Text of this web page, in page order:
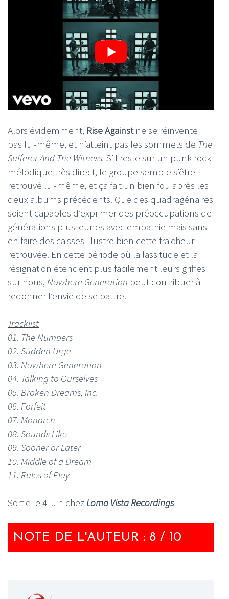
Alors évidemment, Rise Against ne se réinvente
pas lui-même, et n’atteint pas les sommets de The
Sufferer And The Witness. S’il reste sur un punk rock
mélodique très direct, le groupe semble s’être
retrouvé lui-même, et ça fait un bien fou après les
deux albums précédents. Que des quadragénaires
soient capables d’exprimer des préoccupations de
générations plus jeunes avec empathie mais sans
en faire des caisses illustre bien cette fraicheur
retrouvée. En cette période où la lassitude et la
résignation étendent plus facilement leurs griffes
sur nous, Nowhere Generation peut contribuer à
redonner l’envie de se battre.
Tracklist
01. The Numbers
02. Sudden Urge
03. Nowhere Generation
04. Talking to Ourselves
05. Broken Dreams, Inc.
06. Forfeit
07. Monarch
08. Sounds Like
09. Sooner or Later
10. Middle of a Dream
11. Rules of Play
Sortie le 4 juin chezLoma Vista Recordings
NOTE DE L'AUTEUR : 8 / 10